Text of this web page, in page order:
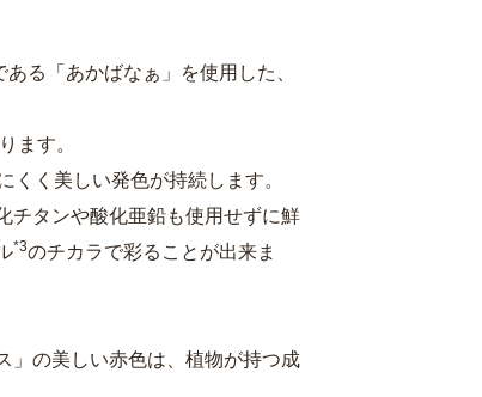
ある「あかばなぁ」を使用した、
ます。
くく美しい発色が持続します。
チタンや酸化亜鉛も使用せずに鮮
*3のチカラで彩ることが出来ま
」の美しい赤色は、植物が持つ成